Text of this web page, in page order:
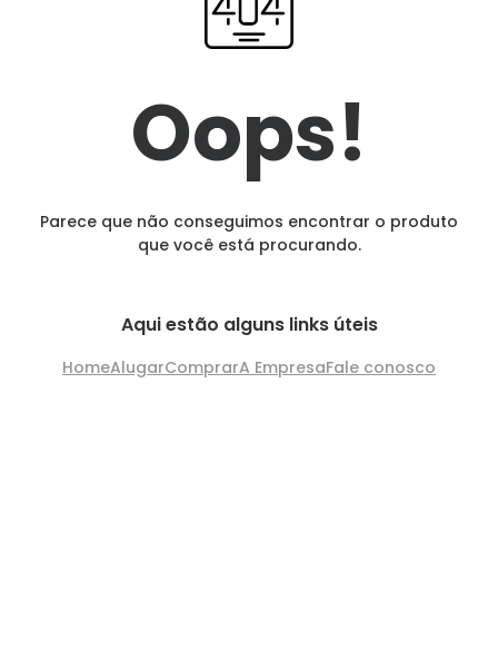
Oops!
Parece que não conseguimos encontrar o produto
que você está procurando.
Aqui estão alguns links úteis
HomeAlugarComprarA EmpresaFale conosco